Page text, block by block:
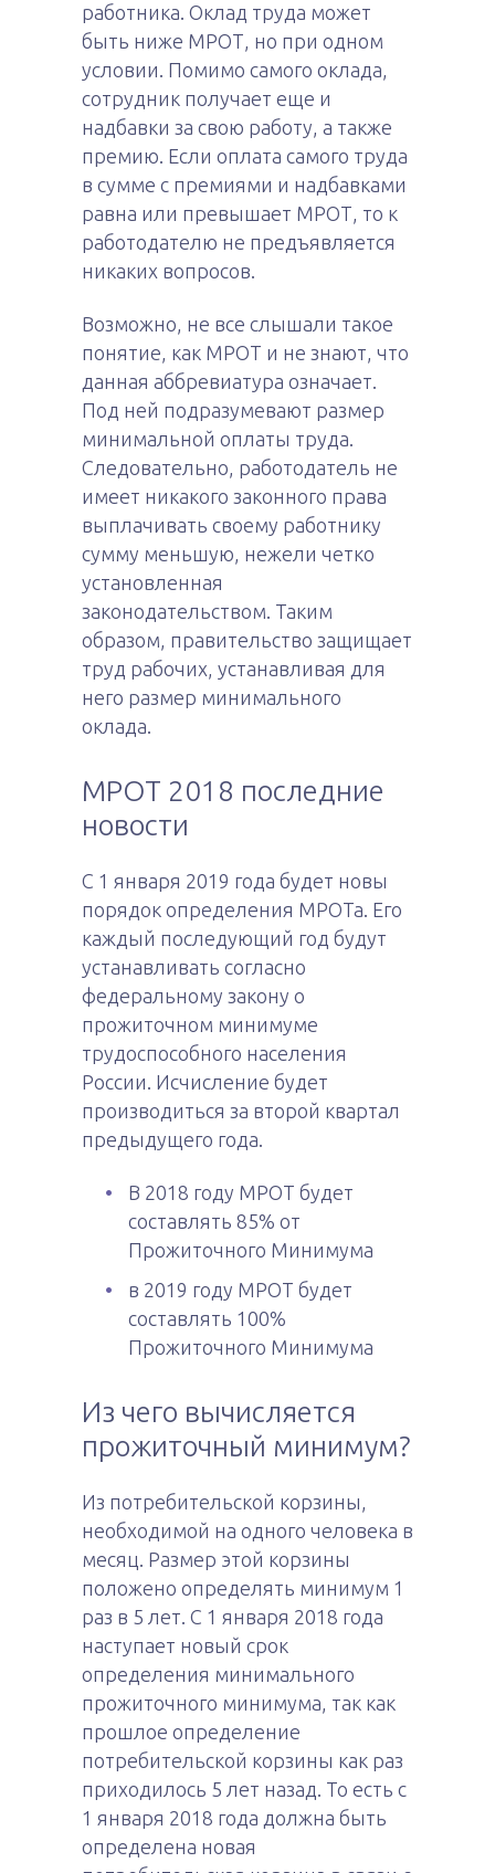
работника. Оклад труда может
быть ниже МРОТ, но при одном
условии. Помимо самого оклада,
сотрудник получает еще и
надбавки за свою работу, а также
премию. Если оплата самого труда
в сумме с премиями и надбавками
равна или превышает МРОТ, то к
работодателю не предъявляется
никаких вопросов.
Возможно, не все слышали такое
понятие, как МРОТ и не знают, что
данная аббревиатура означает.
Под ней подразумевают размер
минимальной оплаты труда.
Следовательно, работодатель не
имеет никакого законного права
выплачивать своему работнику
сумму меньшую, нежели четко
установленная
законодательством. Таким
образом, правительство защищает
труд рабочих, устанавливая для
него размер минимального
оклада.
МРОТ 2018 последние
новости
С 1 января 2019 года будет новы
порядок определения МРОТа. Его
каждый последующий год будут
устанавливать согласно
федеральному закону о
прожиточном минимуме
трудоспособного населения
России. Исчисление будет
производиться за второй квартал
предыдущего года.
В 2018 году МРОТ будет
составлять 85% от
Прожиточного Минимума
в 2019 году МРОТ будет
составлять 100%
Прожиточного Минимума
Из чего вычисляется
прожиточный минимум?
Из потребительской корзины,
необходимой на одного человека в
месяц. Размер этой корзины
положено определять минимум 1
раз в 5 лет. С 1 января 2018 года
наступает новый срок
определения минимального
прожиточного минимума, так как
прошлое определение
потребительской корзины как раз
приходилось 5 лет назад. То есть с
1 января 2018 года должна быть
определена новая